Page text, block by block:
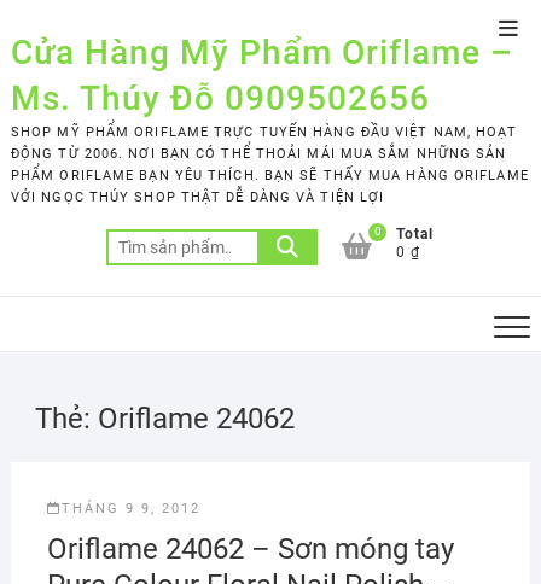
to
content
Cửa Hàng Mỹ Phẩm Oriflame –
Ms. Thúy Đỗ 0909502656
SHOP MỸ PHẨM ORIFLAME TRỰC TUYẾN HÀNG ĐẦU VIỆT NAM, HOẠT
ĐỘNG TỪ 2006. NƠI BẠN CÓ THỂ THOẢI MÁI MUA SẮM NHỮNG SẢN
PHẨM ORIFLAME BẠN YÊU THÍCH. BẠN SẼ THẤY MUA HÀNG ORIFLAME
VỚI NGỌC THÚY SHOP THẬT DỄ DÀNG VÀ TIỆN LỢI
Tìm
kiếm:
0
Total
0 ₫
Thẻ: Oriflame 24062
THÁNG 9 9, 2012
Oriflame 24062 – Sơn móng tay